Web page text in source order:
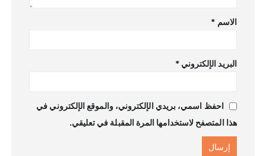
الاسم *
البريد الإلكتروني*
احفظ اسمي، بريدي الإلكتروني، والموقع الإلكتروني في
هذا المتصفح لاستخدامها المرة المقبلة في تعليقي.